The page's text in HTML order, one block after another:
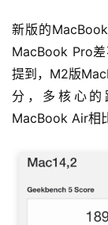
新版的
MacBook Pro
提到，M2版
分，多核心
MacBook Air相